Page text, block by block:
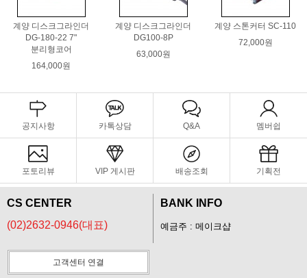
계양 디스크그라인더
DG-180-22 7"
분리형코어
164,000원
계양 디스크그라인더
DG100-8P
63,000원
계양 스톤커터 SC-110
72,000원
공지사항 카톡상담 Q&A 멤버쉽
포토리뷰 VIP 게시판 배송조회 기획전
CS CENTER
(02)2632-0946(대표)
BANK INFO
예금주 : 메이크샵
고객센터 연결